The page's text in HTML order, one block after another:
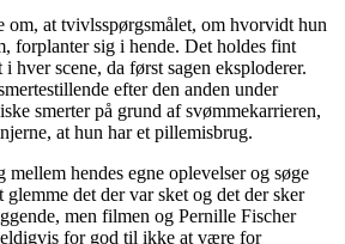
at tvivlsspørgsmålet, om hvorvidt hun
forplanter sig i hende. Det holdes fint
hver scene, da først sagen eksploderer.
efter den anden under
smerter på grund af svømmekarrieren,
at hun har et pillemisbrug.
hendes egne oplevelser og søge
det der var sket og det der sker
men filmen og Pernille Fischer
for god til ikke at være for